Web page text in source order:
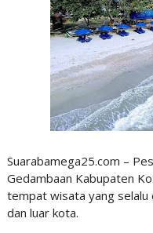
Suarabamega25.com –
Gedambaan Kabupaten
tempat wisata yang selalu
dan luar kota.